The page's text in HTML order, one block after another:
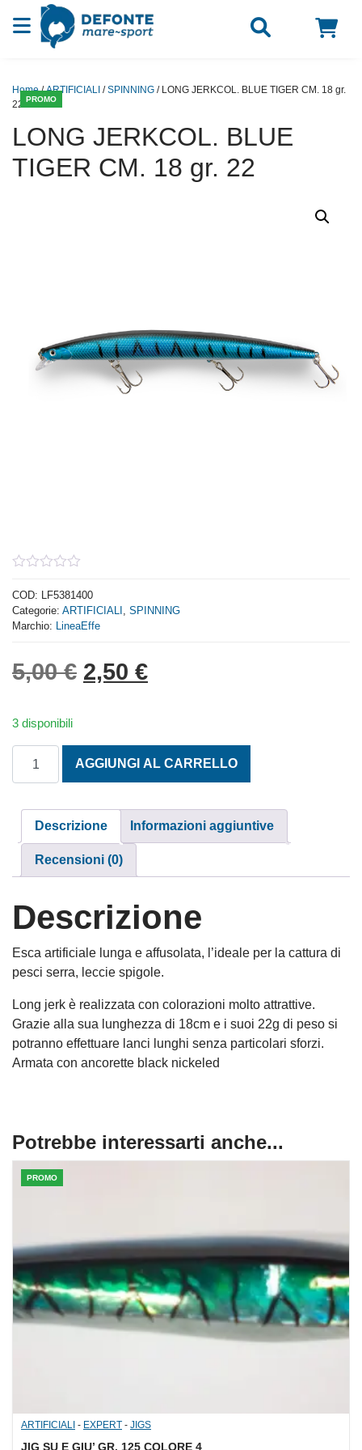
Vai al contenuto
PROMO
Home/ARTIFICIALI /SPINNING / LONG JERKCOL. BLUE TIGER CM. 18 gr.
22
LONG JERKCOL. BLUE
TIGER CM. 18 gr. 22
out
of
5
COD: LF5381400
Categorie: ARTIFICIALI , SPINNING
Marchio: LineaEffe
5,00€ Il prezzo originale era:
2,50 €Il prezzo attuale è:
3 disponibili
AGGIUNGI AL CARRELLO
Descrizione Informazioni aggiuntive
Recensioni (0)
Descrizione
Esca artificiale lunga e affusolata, l’ideale per la cattura di
pesci serra, leccie spigole.
Long jerk è realizzata con colorazioni molto attrattive.
Grazie alla sua lunghezza di 18cm e i suoi 22g di peso si
potranno effettuare lanci lunghi senza particolari sforzi.
Armata con ancorette black nickeled
Potrebbe interessarti anche...
PROMO
ARTIFICIALI - EXPERT - JIGS
JIG SU E GIU’ GR. 125 COLORE 4